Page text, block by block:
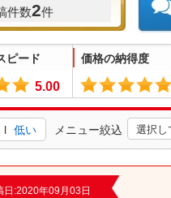
件数2件
ピード 価格の納得度
5.00
l 低い メニュー絞込
日:2020年09月03日